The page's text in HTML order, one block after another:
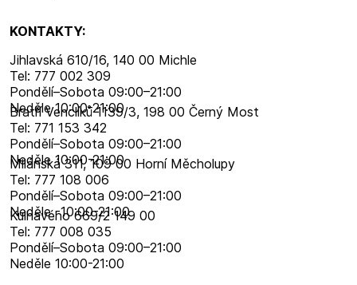
KONTAKTY:
Jihlavská 610/16, 140 00 Michle
Tel: 777 002 309
Pondělí–​Sobota 09:00–​21:00
Neděle 10:00-21:00
Bratří Venclíků 1139/3, 198 00 Černý Most
Tel: 771 153 342
Pondělí–​Sobota 09:00–​21:00
Neděle 10:00-21:00
Milánská 311, 109 00 Horní Měcholupy
Tel: 777 108 006
Pondělí–​Sobota 09:00–​21:00
Neděle -10:00-21:00
Kulhavého 669/2 149 00
Tel: 777 008 035
Pondělí–​Sobota 09:00–​21:00
Neděle 10:00-21:00